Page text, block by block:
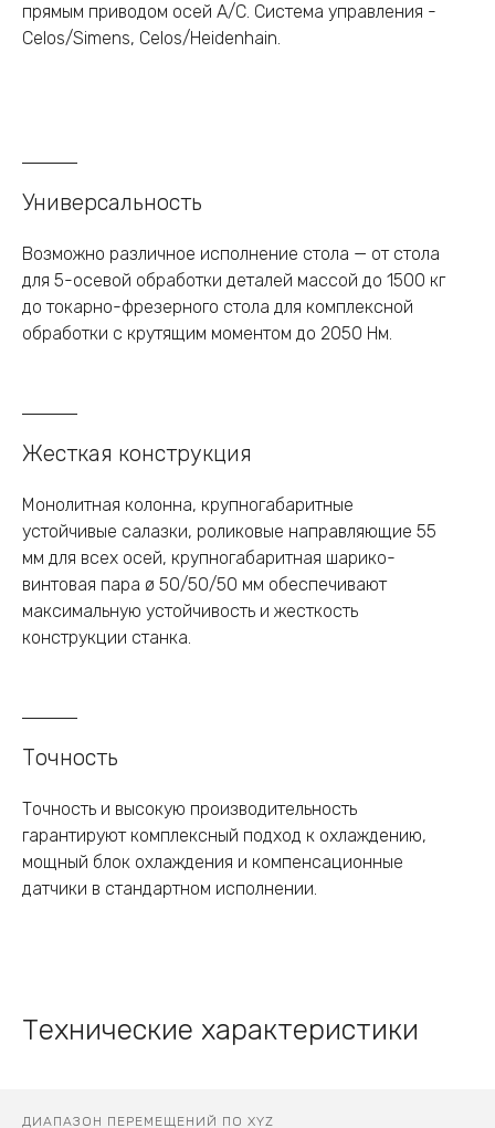
прямым приводом осей А/С. Система управления -
Celos/Simens, Celos/Heidenhain.
Универсальность
Возможно различное исполнение стола — от стола
для 5-осевой обработки деталей массой до 1500 кг
до токарно-фрезерного стола для комплексной
обработки с крутящим моментом до 2050 Нм.
Жесткая конструкция
Монолитная колонна, крупногабаритные
устойчивые салазки, роликовые направляющие 55
мм для всех осей, крупногабаритная шарико-
винтовая пара ø 50/50/50 мм обеспечивают
максимальную устойчивость и жесткость
конструкции станка.
Точность
Точность и высокую производительность
гарантируют комплексный подход к охлаждению,
мощный блок охлаждения и компенсационные
датчики в стандартном исполнении.
Технические характеристики
ДИАПАЗОН ПЕРЕМЕЩЕНИЙ ПО XYZ